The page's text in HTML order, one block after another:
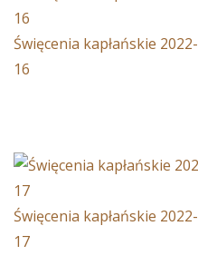
Święcenia kapłańskie 2022-
16
Święcenia kapłańskie 2022-
17